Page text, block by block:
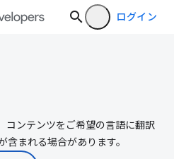
ログイン
コンテンツをご希望の言語に翻訳
含まれる場合があります。